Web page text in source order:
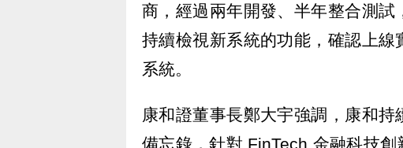
商，經過兩年開發、半年整合測
持續檢視新系統的功能，確認上
系統。
康和證董事長鄭大宇強調，康和
備忘錄，針對 FinTech 金融科技